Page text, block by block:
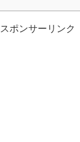
スポンサーリンク